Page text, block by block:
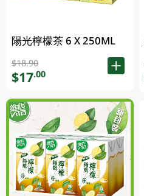
陽光檸檬茶 6 X 250ML
$18.90
$17.00